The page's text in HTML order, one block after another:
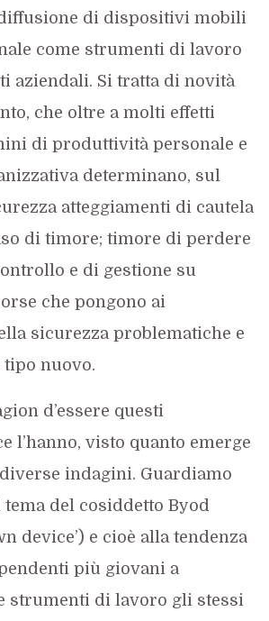
di dispositivi mobili
come strumenti di lavoro
aziendali. Si tratta di novità
che oltre a molti effetti
di produttività personale e
determinano, sul
atteggiamenti di cautela
di timore; timore di perdere
e di gestione su
che pongono ai
sicurezza problematiche e
nuovo.
d’essere questi
l’hanno, visto quanto emerge
indagini. Guardiamo
del cosiddetto Byod
device’) e cioè alla tendenza
più giovani a
strumenti di lavoro gli stessi